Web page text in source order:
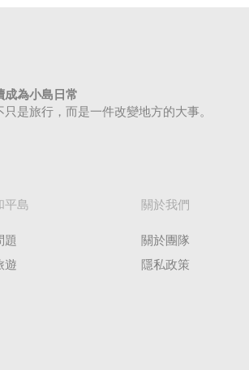
成為小島日常
只是旅行，而是一件改變地方的大事。​
平島
題
遊
​關於我們
關於團隊
​隱私政策